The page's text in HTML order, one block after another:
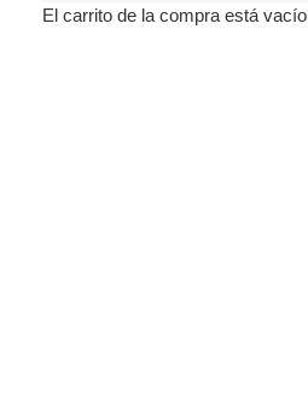
El carrito de la compra está vacío